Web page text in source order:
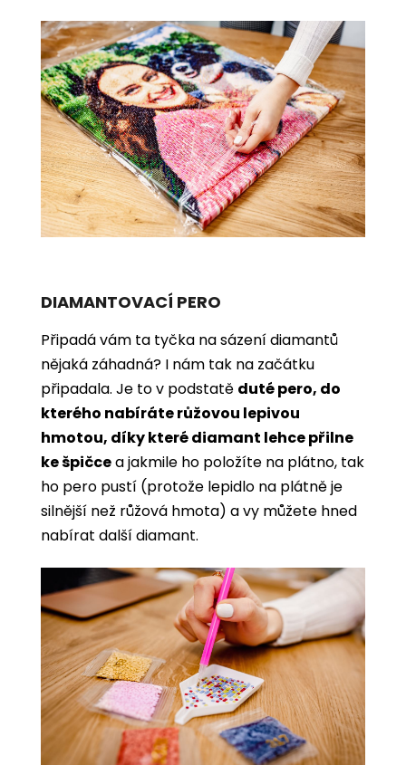
DIAMANTOVACÍ PERO
Připadá vám ta tyčka na sázení diamantů
nějaká záhadná? I nám tak na začátku
připadala. Je to v podstatě duté pero, do
kterého nabíráte růžovou lepivou
hmotou, díky které diamant lehce přilne
ke špičcea jakmile ho položíte na plátno, tak
ho pero pustí (protože lepidlo na plátně je
silnější než růžová hmota) a vy můžete hned
nabírat další diamant.